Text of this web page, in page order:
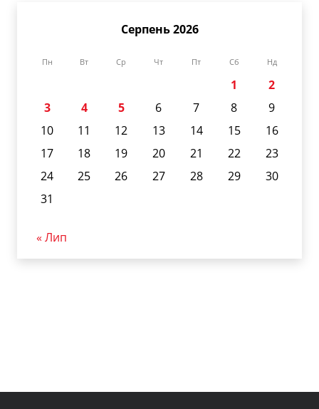
Серпень 2026
Пн Вт Ср Чт Пт Сб Нд
1
2
3
4 5 6 7 8
9
10
11 12 13 14 15
16
17
18 19 20 21 22
23
24
25 26 27 28 29
30
31
« Лип